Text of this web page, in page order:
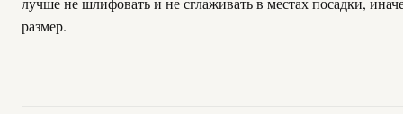
размер.